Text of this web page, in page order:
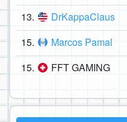
13. DrKappaClaus
15. Marcos Pamal
15. FFT GAMING